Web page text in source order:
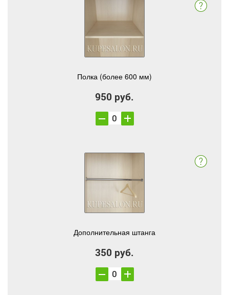
Полка (более 600 мм)
950 руб.
Дополнительная штанга
350 руб.